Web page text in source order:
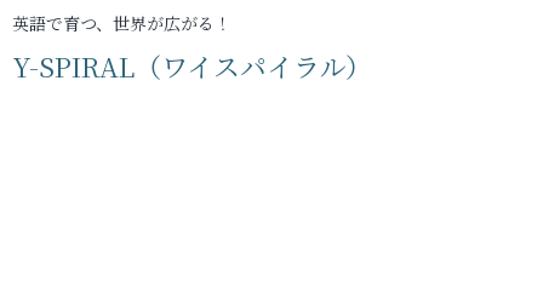
英語で育つ、世界が広がる！
Y-SPIRAL（ワイスパイラル）